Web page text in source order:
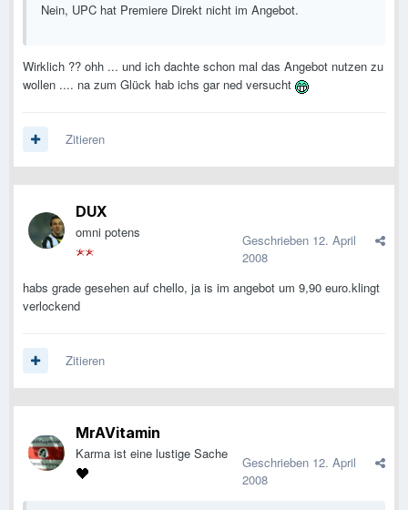
Nein, UPC hat Premiere Direkt nicht im Angebot.
Wirklich ?? ohh ... und ich dachte schon mal das Angebot nutzen zu
wollen .... na zum Glück hab ichs gar ned versucht
Zitieren
DUX
omni potens Geschrieben 12. April
2008
habs grade gesehen auf chello, ja is im angebot um 9,90 euro.klingt
verlockend
Zitieren
MrAVitamin
Karma ist eine lustige Sache Geschrieben 12. April
2008